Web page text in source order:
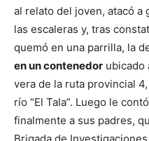
al relato del joven, atacó a
las escaleras y, tras
quemó en una parrilla, la
en un contenedor ubicado
vera de la ruta provincial
río “El Tala”. Luego le
finalmente a sus padres,
Brigada de